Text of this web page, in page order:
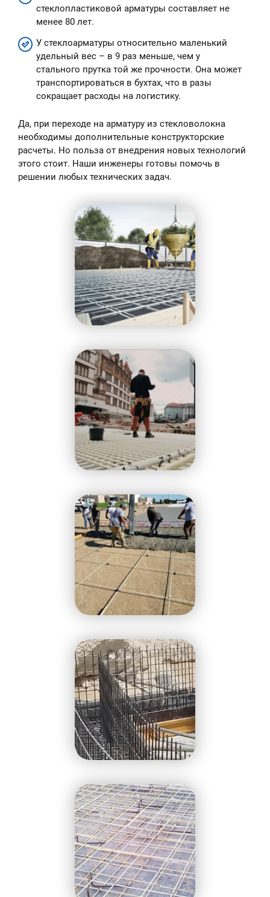
стеклопластиковой арматуры составляет не
менее 80 лет.
У стеклоарматуры относительно маленький
удельный вес – в 9 раз меньше, чем у
стального прутка той же прочности. Она может
транспортироваться в бухтах, что в разы
сокращает расходы на логистику.
Да, при переходе на арматуру из стекловолокна
необходимы дополнительные конструкторские
расчеты. Но польза от внедрения новых технологий
этого стоит. Наши инженеры готовы помочь в
решении любых технических задач.